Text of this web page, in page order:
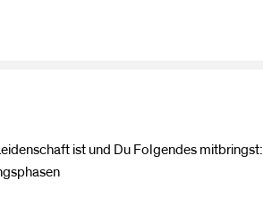
ist und Du Folgendes mitbringst: